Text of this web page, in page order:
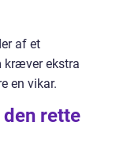
af et
kræver ekstra
en vikar.
rette